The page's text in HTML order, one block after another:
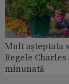
Mult așteptata
Regele
minunată